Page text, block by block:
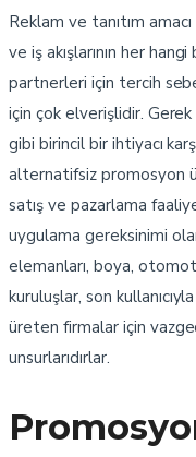
Reklam ve tanıtım
ve iş akışlarının her
partnerleri için tercih
için çok elverişlidir.
gibi birincil bir ihtiyacı
alternatifsiz promosyon
satış ve pazarlama
uygulama gereksinimi
elemanları, boya,
kuruluşlar, son
üreten firmalar için
unsurlarıdırlar.